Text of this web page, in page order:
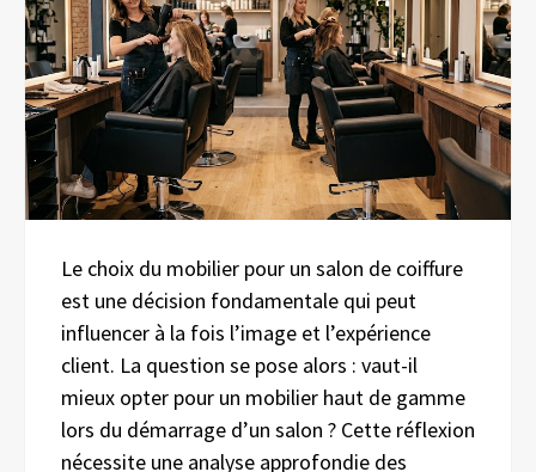
Le choix du mobilier pour un salon de coiffure
est une décision fondamentale qui peut
influencer à la fois l’image et l’expérience
client. La question se pose alors : vaut-il
mieux opter pour un mobilier haut de gamme
lors du démarrage d’un salon ? Cette réflexion
nécessite une analyse approfondie des